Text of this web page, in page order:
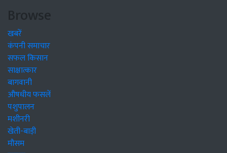
Browse
खबरें
कंपनी समाचार
सफल किसान
साक्षात्कार
बागवानी
औषधीय फसलें
पशुपालन
मशीनरी
खेती-बाड़ी
मौसम